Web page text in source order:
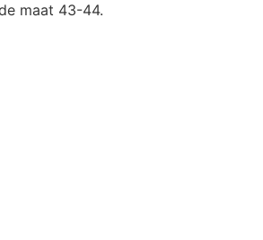
maat 43-44.